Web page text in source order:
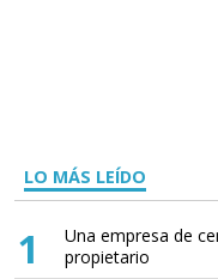
LO MÁS LEÍDO
1
Una empresa de
propietario